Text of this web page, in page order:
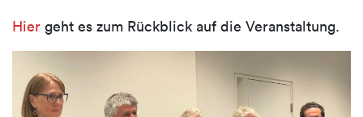
Hier geht es zum Rückblick auf die Veranstaltung.